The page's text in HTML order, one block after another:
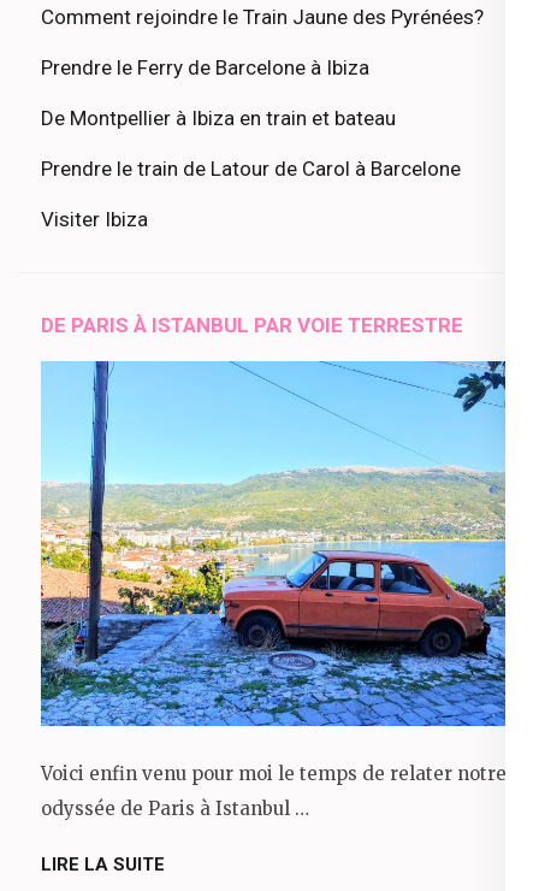
Comment rejoindre le Train Jaune des Pyrénées?
Prendre le Ferry de Barcelone à Ibiza
De Montpellier à Ibiza en train et bateau
Prendre le train de Latour de Carol à Barcelone
Visiter Ibiza
DE PARIS À ISTANBUL PAR VOIE TERRESTRE
Voici enfin venu pour moi le temps de relater notre
odyssée de Paris à Istanbul …
LIRE LA SUITE